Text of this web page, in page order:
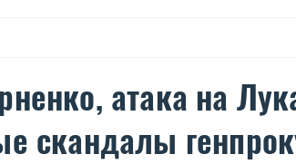
атака на
скандалы